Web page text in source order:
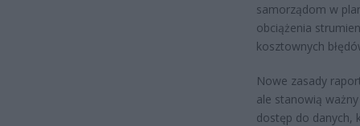
samorządom w
obciążenia
kosztownych
Nowe zasady
ale stanowią
dostęp do danych,